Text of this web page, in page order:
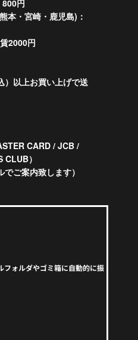
円
本・宮崎・鹿児島)：
2000円
）以上お買い上げで送
CARD / JCB /
）
ご案内致します）
ォルダやゴミ箱に自動的に振